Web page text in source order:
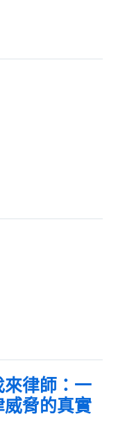
律師：一
脅的真實